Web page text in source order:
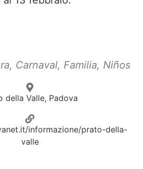
, Carnaval, Familia, Niños
della Valle, Padova
informazione/prato-della-
valle